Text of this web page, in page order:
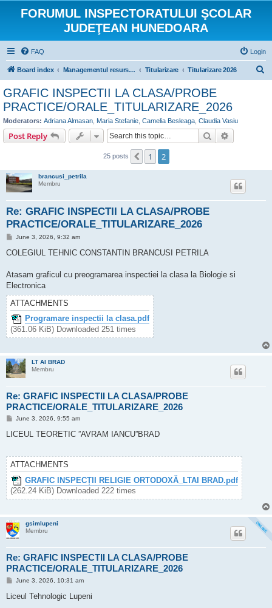
FORUMUL INSPECTORATULUI ŞCOLAR
JUDEŢEAN HUNEDOARA
FAQ Login
Board index Managementul resurselor umane Titularizare Titularizare 2026
GRAFIC INSPECTII LA CLASA/PROBE
PRACTICE/ORALE_TITULARIZARE_2026
Moderators: Adriana Almasan Maria Stefanie Camelia Besleaga Claudia Vasiu
Post Reply Search
25 posts Previous
1 2
brancusi_petrila
Membru
Re: GRAFIC INSPECTII LA CLASA/PROBE
PRACTICE/ORALE_TITULARIZARE_2026
P
s
June 3, 2026, 9:32 am
COLEGIUL TEHNIC CONSTANTIN BRANCUSI PETRILA
Atasam graficul cu preogramarea inspectiei la clasa la Biologie si
Electronica
ATTACHMENTS
Programare inspectii la clasa.pdf
(361.06 KiB) Downloaded 251 times
LT AI BRAD
Membru
Re: GRAFIC INSPECTII LA CLASA/PROBE
PRACTICE/ORALE_TITULARIZARE_2026
P
s
June 3, 2026, 9:55 am
LICEUL TEORETIC ”AVRAM IANCU”BRAD
ATTACHMENTS
GRAFIC INSPECȚII RELIGIE ORTODOXĂ_LTAI BRAD.pdf
(262.24 KiB) Downloaded 222 times
gsimlupeni
Membru
Re: GRAFIC INSPECTII LA CLASA/PROBE
PRACTICE/ORALE_TITULARIZARE_2026
P
s
June 3, 2026, 10:31 am
Liceul Tehnologic Lupeni